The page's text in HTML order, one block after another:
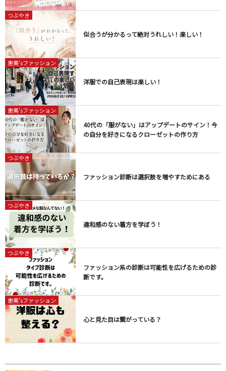
つぶやき
似合うが分かるって絶対うれしい！楽しい！
恵美'sファッション
洋服での自己表現は楽しい！
恵美'sファッション
40代の「服がない」はアップデートのサイン！今
の自分を好きになるクローゼットの作り方
つぶやき
ファッション診断は選択肢を増やすためにある
つぶやき
違和感のない着方を学ぼう！
つぶやき
ファッション系の診断は可能性を広げるための診
断です。
恵美'sファッション
心と見た目は繋がっている？